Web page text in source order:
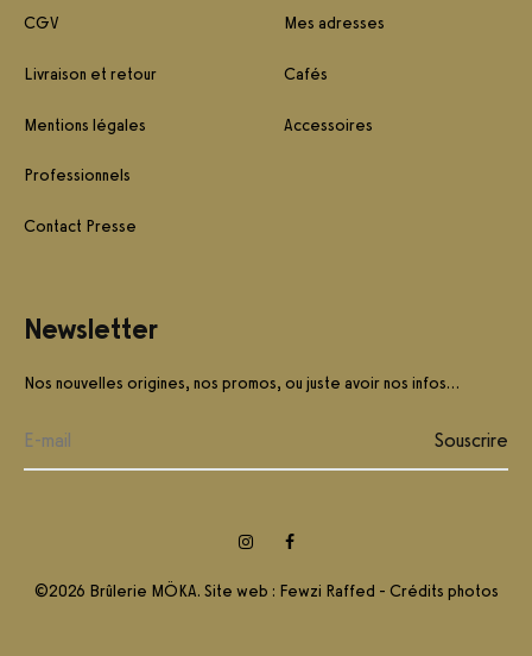
CGV
Livraison et retour
Mentions légales
Professionnels
Contact Presse
Mes adresses
Cafés
Accessoires
Newsletter
Nos nouvelles origines, nos promos, ou juste avoir nos infos…
©2026 Brûlerie MÖKA. Site web : Fewzi Raffed - Crédits photos
InstagramFacebook